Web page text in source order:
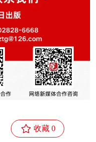
 收藏 0